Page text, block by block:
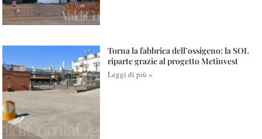
Torna la fabbrica dell’ossigeno: la SOL
riparte grazie al progetto Metinvest
Leggi di più »